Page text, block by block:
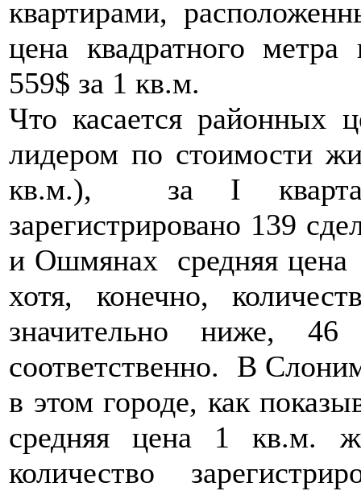
квартирами,
цена квадратного
559$ за 1 кв.м.
Что касается районных
лидером по стоимости
кв.м.), за I
зарегистрировано 139
и Ошмянах средняя цена
хотя, конечно,
значительно ниже,
соответственно. В
в этом городе, как
средняя цена 1 кв.м.
количество